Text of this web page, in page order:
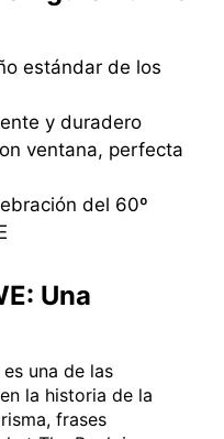
estándar de los
y duradero
ventana, perfecta
del 60º
Una
una de las
en la historia de la
frases